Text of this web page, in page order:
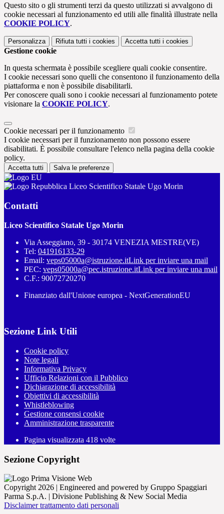
Questo sito o gli strumenti terzi da questo utilizzati si avvalgono di
cookie necessari al funzionamento ed utili alle finalità illustrate nella
COOKIE POLICY.
Personalizza Rifiuta tutti i cookies Accetta tutti i cookies
Gestione cookie
In questa schermata è possibile scegliere quali cookie consentire.
I cookie necessari sono quelli che consentono il funzionamento della
piattaforma e non è possibile disabilitarli.
Per conoscere quali sono i cookie necessari al funzionamento potete
visionare la COOKIE POLICY.
Cookie necessari per il funzionamento
I cookie necessari per il funzionamento non possono essere
disabilitati. È possibile consultare l'elenco nella pagina della cookie
policy.
Accetta tutti Salva le preferenze
Liceo Scientifico Statale Ugo Morin
Contatti
Liceo Scientifico Statale Ugo Morin
Via Asseggiano, 39 - 30174 VENEZIA MESTRE(VE)
Tel: 041916133-29
Email: veps05000a@istruzione.itLink per inviare una mail
PEC: veps05000a@pec.istruzione.itLink per inviare una mail
C.F.: 90072720270
Finanziato dall'Unione europea - NextGenerationEU
Sezione Link Utili
Cookie policy
Note legali
Informativa Privacy
Ufficio Relazioni con il Pubblico
Dichiarazione di accessibilità
Obiettivi di accessibilità
Whistleblowing
Gestione consensi cookie
Amministrazione trasparente
Pagina visualizzata 418 volte
Sezione Copyright
Copyright 2026 | Engineered and powered by Gruppo Spaggiari
Parma S.p.A. | Divisione Publishing & New Social Media
Disclaimer trattamento dati personali